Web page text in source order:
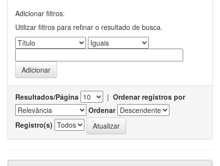
Adicionar filtros:
Utilizar filtros para refinar o resultado de busca.
Resultados/Página | Ordenar registros por
Ordenar
Registro(s)